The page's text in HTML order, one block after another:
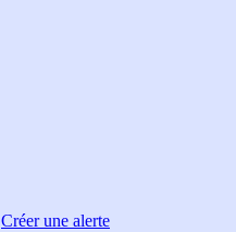
Créer une alerte